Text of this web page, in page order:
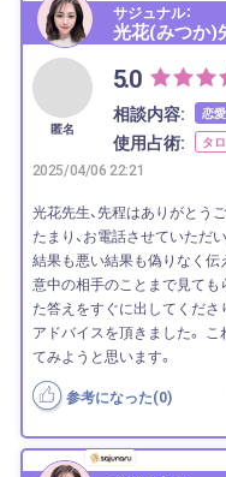
サジュナル：
光花(みつか)
匿名
5.0
相談内容: 恋
使用占術: タ
2025/04/06 22:21
光花先生、先程はありがとう
たまり、お電話させていただ
結果も悪い結果も偽りなく伝
意中の相手のことまで見ても
た答えをすぐに出してくださ
アドバイスを頂きました。 こ
てみようと思います。
参考になった(0)